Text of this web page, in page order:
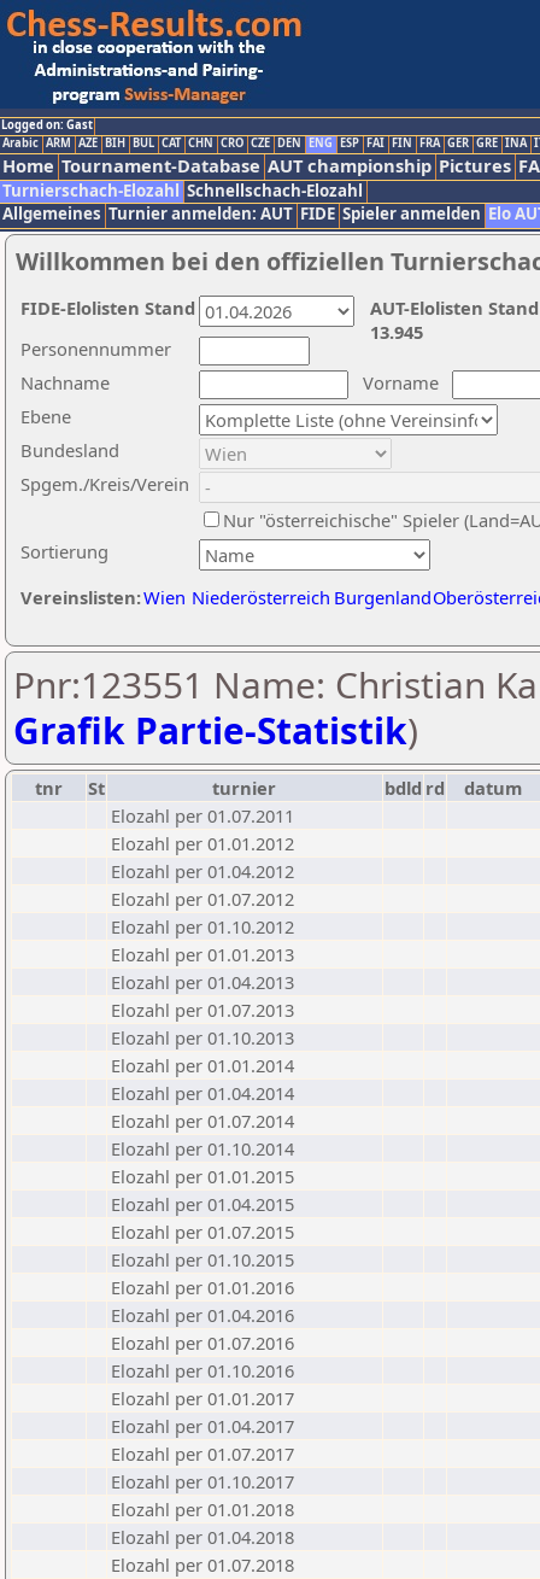
Logged on: Gast
Arabic ARM AZE BIH BUL CAT CHN CRO CZE DEN ENG ESP FAI FIN FRA GER GRE INA
Home Tournament-Database AUT championship Pictures
Turnierschach-Elozahl Schnellschach-Elozahl
Allgemeines Turnier anmelden: AUT FIDE Spieler anmelden Elo
Willkommen bei den offiziellen
Nachname
Vorname
Ebene
Sortierung
Personennummer
Bundesland
Spgem./Kreis/Verein
Nur "österreichische" Spieler
Vereinslisten:Wien Niederösterreich Burgenland
AUT-Elolisten
13.945
FIDE-Elolisten Stand
Pnr:123551 Name: Christian
Grafik Partie-Statistik)
tnr St turnier bdld rd
datum
Elozahl per 01.07.2011
Elozahl per 01.01.2012
Elozahl per 01.04.2012
Elozahl per 01.07.2012
Elozahl per 01.10.2012
Elozahl per 01.01.2013
Elozahl per 01.04.2013
Elozahl per 01.07.2013
Elozahl per 01.10.2013
Elozahl per 01.01.2014
Elozahl per 01.04.2014
Elozahl per 01.07.2014
Elozahl per 01.10.2014
Elozahl per 01.01.2015
Elozahl per 01.04.2015
Elozahl per 01.07.2015
Elozahl per 01.10.2015
Elozahl per 01.01.2016
Elozahl per 01.04.2016
Elozahl per 01.07.2016
Elozahl per 01.10.2016
Elozahl per 01.01.2017
Elozahl per 01.04.2017
Elozahl per 01.07.2017
Elozahl per 01.10.2017
Elozahl per 01.01.2018
Elozahl per 01.04.2018
Elozahl per 01.07.2018